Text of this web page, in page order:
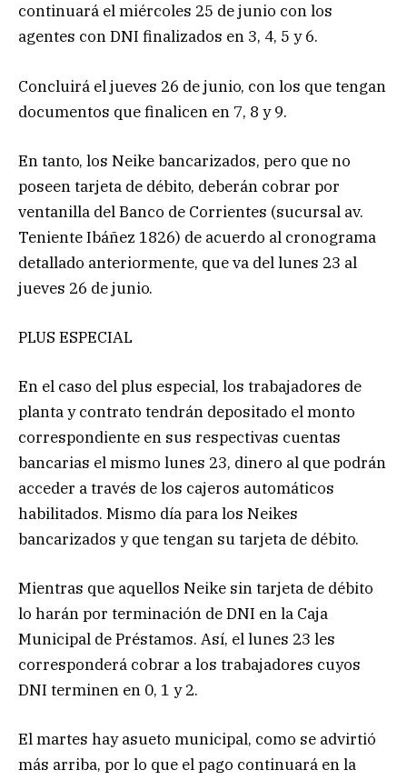
continuará el miércoles 25 de junio con los
agentes con DNI finalizados en 3, 4, 5 y 6.
Concluirá el jueves 26 de junio, con los que tengan
documentos que finalicen en 7, 8 y 9.
En tanto, los Neike bancarizados, pero que no
poseen tarjeta de débito, deberán cobrar por
ventanilla del Banco de Corrientes (sucursal av.
Teniente Ibáñez 1826) de acuerdo al cronograma
detallado anteriormente, que va del lunes 23 al
jueves 26 de junio.
PLUS ESPECIAL
En el caso del plus especial, los trabajadores de
planta y contrato tendrán depositado el monto
correspondiente en sus respectivas cuentas
bancarias el mismo lunes 23, dinero al que podrán
acceder a través de los cajeros automáticos
habilitados. Mismo día para los Neikes
bancarizados y que tengan su tarjeta de débito.
Mientras que aquellos Neike sin tarjeta de débito
lo harán por terminación de DNI en la Caja
Municipal de Préstamos. Así, el lunes 23 les
corresponderá cobrar a los trabajadores cuyos
DNI terminen en 0, 1 y 2.
El martes hay asueto municipal, como se advirtió
más arriba, por lo que el pago continuará en la